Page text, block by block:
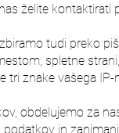
želite kontaktirati
tudi preko
spletne
tri znake vašega
obdelujemo za
in